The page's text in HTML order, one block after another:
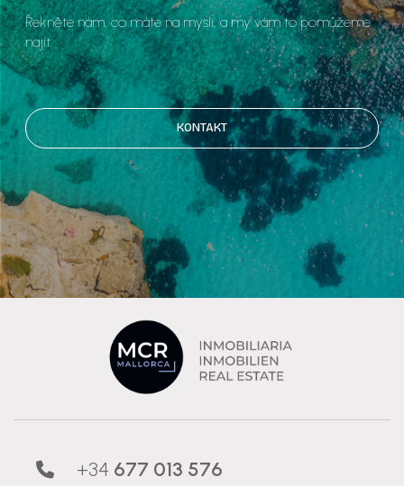
Řekněte nám, co máte na mysli, a my vám to pomůžeme
najít.
KONTAKT
+34 677 013 576